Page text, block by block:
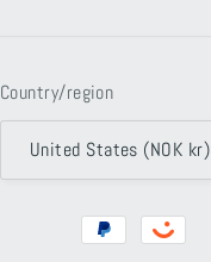
Country/region
United States (NOK kr)
Payment